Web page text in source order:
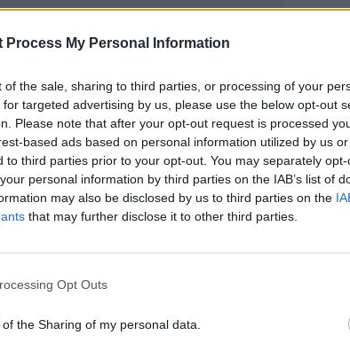
Process My Personal Information
of the sale, sharing to third parties, or processing of your
targeted advertising by us, please use the below opt-out
Please note that after your opt-out request is processed
based ads based on personal information utilized by us
to third parties prior to your opt-out. You may separately
personal information by third parties on the IAB’s list of
may also be disclosed by us to third parties on the
that may further disclose it to other third parties.
Opt Outs
the Sharing of my personal data.
Τροχαίο Δυστύχημα Τροχαίο